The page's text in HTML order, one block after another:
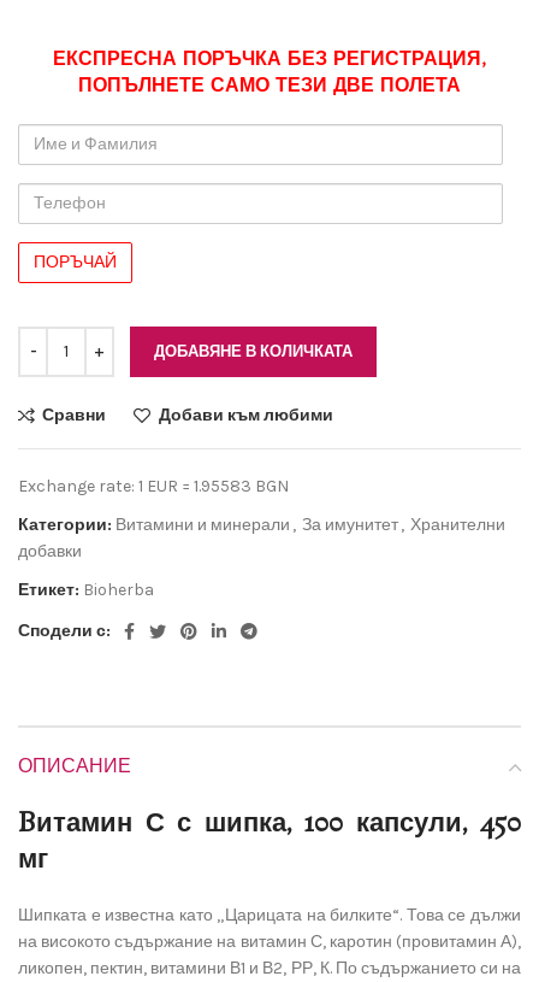
ЕКСПРЕСНА ПОРЪЧКА БЕЗ РЕГИСТРАЦИЯ,
ПОПЪЛНЕТЕ САМО ТЕЗИ ДВЕ ПОЛЕТА
Име
и
Фамилия
Телефон
ДОБАВЯНЕ В КОЛИЧКАТА
Сравни Добави към любими
Exchange rate: 1 EUR = 1.95583 BGN
Категории: Витамини и минерали , За имунитет, Хранителни
добавки
Етикет: Bioherba
Сподели с:
ОПИСАНИЕ
Bитамин С с шипка, 100 капсули, 450
мг
Шипката е известна като „Царицата на билките“. Това се дължи
на високото съдържание на витамин С, каротин (провитамин А),
ликопен, пектин, витамини В1 и В2, РР, К. По съдържанието си на